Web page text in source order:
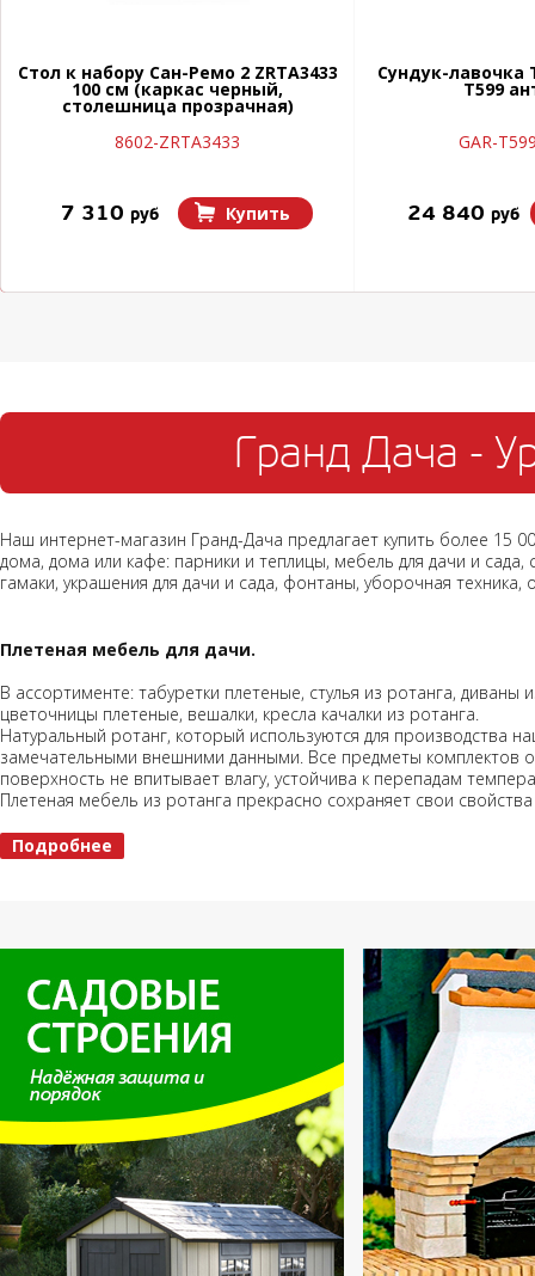
Стол к набору Сан-Ремо 2 ZRTA3433
100 см (каркас черный,
столешница прозрачная)
8602-ZRTA3433
7 310 руб Купить
Сундук-лавочка
T599
GAR-
24 840 руб
Гранд Дача -
Наш интернет-магазин Гранд-Дача предлагает купить более 15
дома, дома или кафе: парники и теплицы, мебель для дачи и
гамаки, украшения для дачи и сада, фонтаны, уборочная техника,
Плетеная мебель для дачи.
В ассортименте: табуретки плетеные, стулья из ротанга,
цветочницы плетеные, вешалки, кресла качалки из ротанга.
Натуральный ротанг, который используются для производства
замечательными внешними данными. Все предметы комплектов
поверхность не впитывает влагу, устойчива к перепадам
Плетеная мебель из ротанга прекрасно сохраняет свои
Подробнее